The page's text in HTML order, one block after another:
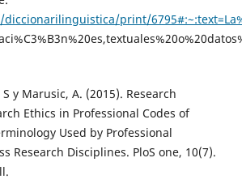
print/
y Marusic, A. (2015). Research
Ethics in Professional Codes of
Used by Professional
Research Disciplines. PloS one, 10(7).